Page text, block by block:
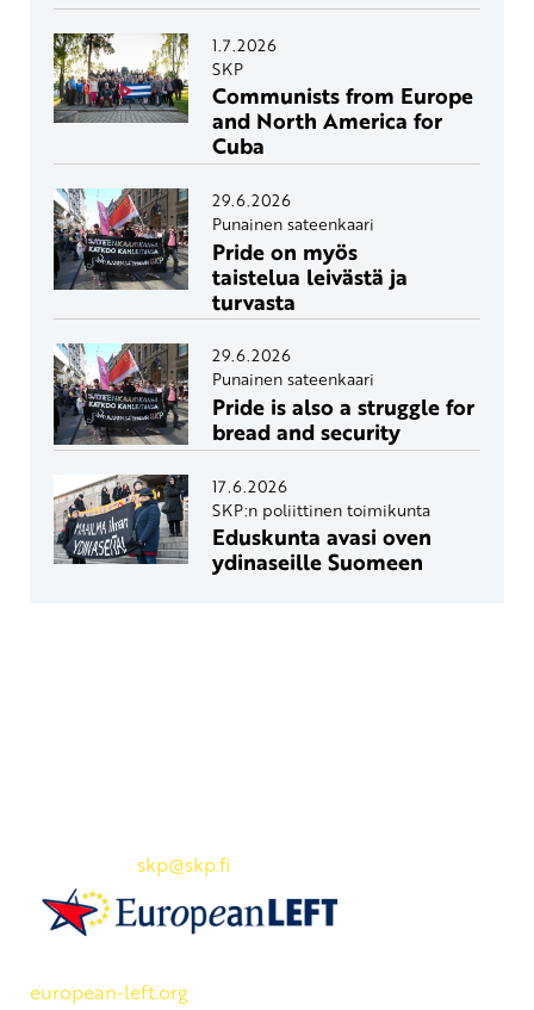
1.7.2026
SKP
Communists from Europe
and North America for
Cuba
29.6.2026
Punainen sateenkaari
Pride on myös
taistelua leivästä ja
turvasta
29.6.2026
Punainen sateenkaari
Pride is also a struggle for
bread and security
17.6.2026
SKP:n poliittinen toimikunta
Eduskunta avasi oven
ydinaseille Suomeen
skp@skp.fi
european-left.org